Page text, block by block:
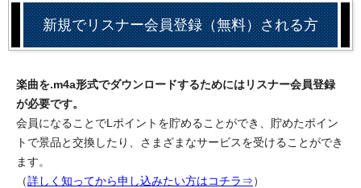
新規でリスナー会員登録（無料）される方
楽曲を.m4a形式でダウンロードするためにはリスナー会員登録
が必要です。
会員になることでLポイントを貯めることができ、貯めたポイン
トで景品と交換したり、さまざまなサービスを受けることができ
ます。
（詳しく知ってから申し込みたい方はコチラ⇒）